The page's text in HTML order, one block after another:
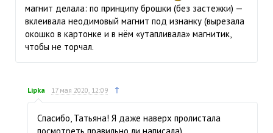
магнит делала: по принципу брошки (без застежки) —
вклеивала неодимовый магнит под изнанку (вырезала
окошко в картонке и в нём «утапливала» магнитик,
чтобы не торчал.
Lipka 17 мая 2020, 12:09 ↑
Спасибо, Татьяна! Я даже наверх пролистала
посмотреть правильно ли написала)